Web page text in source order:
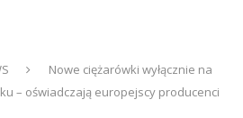
Nowe ciężarówki wyłącznie na
– oświadczają europejscy producenci